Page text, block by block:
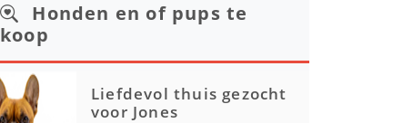
Honden en of pups te
koop
Liefdevol thuis gezocht
voor Jones